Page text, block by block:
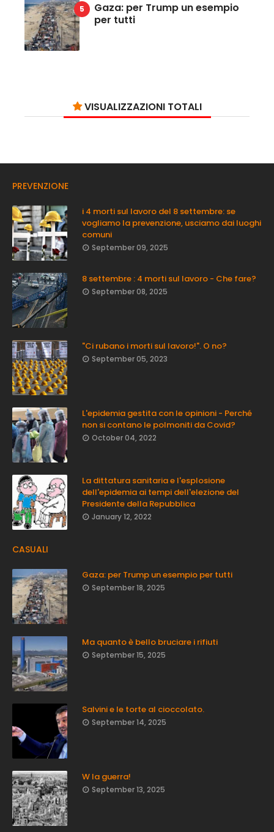
Gaza: per Trump un esempio
per tutti
VISUALIZZAZIONI TOTALI
PREVENZIONE
i 4 morti sul lavoro del 8 settembre: se
vogliamo la prevenzione, usciamo dai luoghi
comuni
September 09, 2025
8 settembre : 4 morti sul lavoro - Che fare?
September 08, 2025
"Ci rubano i morti sul lavoro!". O no?
September 05, 2023
L'epidemia gestita con le opinioni - Perché
non si contano le polmoniti da Covid?
October 04, 2022
La dittatura sanitaria e l'esplosione
dell'epidemia ai tempi dell'elezione del
Presidente della Repubblica
January 12, 2022
CASUALI
Gaza: per Trump un esempio per tutti
September 18, 2025
Ma quanto è bello bruciare i rifiuti
September 15, 2025
Salvini e le torte al cioccolato.
September 14, 2025
W la guerra!
September 13, 2025